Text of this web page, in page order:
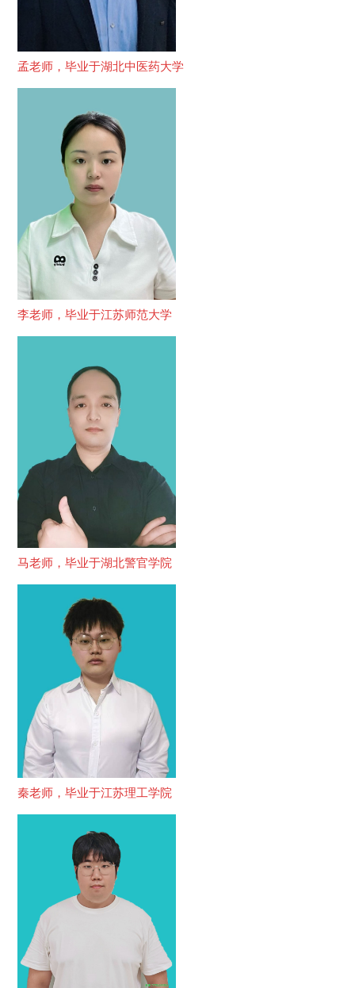
孟老师，毕业于湖北中医药大学
李老师，毕业于江苏师范大学
马老师，毕业于湖北警官学院
秦老师，毕业于江苏理工学院